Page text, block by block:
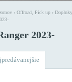
sa
› Offroad, Pick up›
2023-